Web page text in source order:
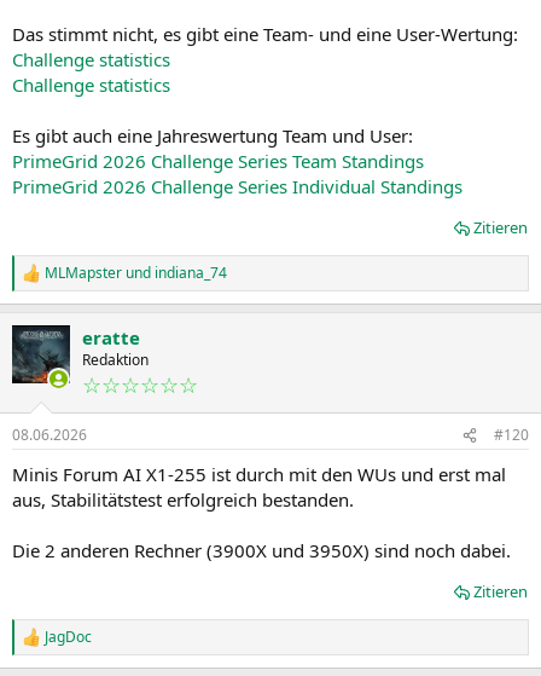
Das stimmt nicht, es gibt eine Team- und eine User-Wertung:
Challenge statistics
Challenge statistics
Es gibt auch eine Jahreswertung Team und User:
PrimeGrid 2026 Challenge Series Team Standings
PrimeGrid 2026 Challenge Series Individual Standings
Zitieren
R
e
k
t
i
n
e
n
:
MLMapster und indiana_74
eratte
Redaktion
☆☆☆☆☆☆
08.06.2026 #120
Minis Forum AI X1-255 ist durch mit den WUs und erst mal
aus, Stabilitätstest erfolgreich bestanden.
Die 2 anderen Rechner (3900X und 3950X) sind noch dabei.
Zitieren
R
e
JagDoc